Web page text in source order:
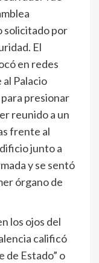
solicitado por
El
en redes
Palacio
presionar
reunido a un
frente al
junto a
y se sentó
órgano de
los ojos del
calificó
de Estado” o